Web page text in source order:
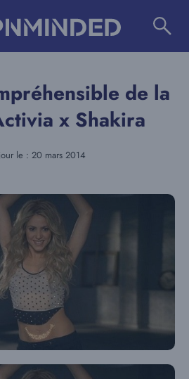
de la
x Shakira
le : 20 mars 2014